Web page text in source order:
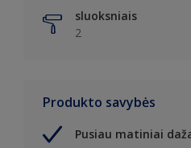
sluoksniais
2
Produkto savybės
Pusiau matiniai